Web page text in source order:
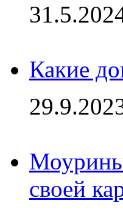
Какие
своей